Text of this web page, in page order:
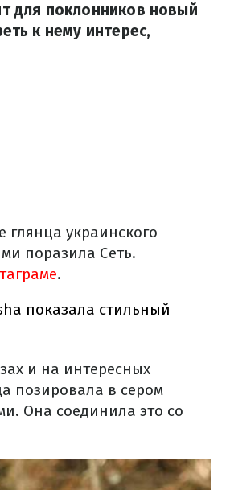
для поклонников новый
к нему интерес,
украинского
поразила Сеть.
.
показала стильный
и на интересных
позировала в сером
Она соединила это со